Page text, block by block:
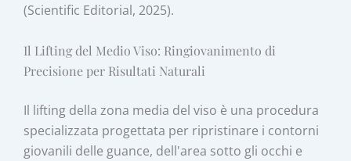
(Scientific Editorial, 2025).
Il Lifting del Medio Viso: Ringiovanimento di
Precisione per Risultati Naturali
Il lifting della zona media del viso è una procedura
specializzata progettata per ripristinare i contorni
giovanili delle guance, dell'area sotto gli occhi e